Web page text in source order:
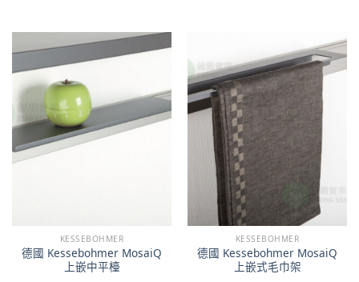
KESSEBOHMER
德國 Kessebohmer MosaiQ
上嵌中平檯
KESSEBOHMER
德國 Kessebohmer MosaiQ
上嵌式毛巾架